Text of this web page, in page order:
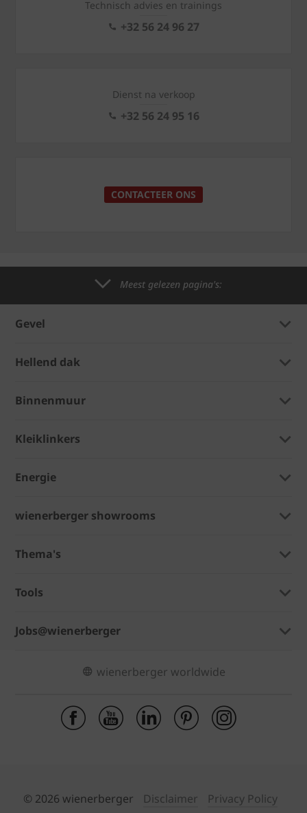
Technisch advies en trainings
+32 56 24 96 27
Dienst na verkoop
+32 56 24 95 16
CONTACTEER ONS
Meest gelezen pagina's:
Gevel
Hellend dak
Binnenmuur
Kleiklinkers
Energie
wienerberger showrooms
Thema's
Tools
Jobs@wienerberger
wienerberger worldwide
© 2026 wienerberger Disclaimer Privacy Policy